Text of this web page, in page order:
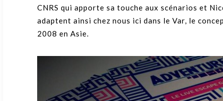
CNRS qui apporte sa touche aux scénarios et
adaptent ainsi chez nous ici dans le Var, le
2008 en Asie.